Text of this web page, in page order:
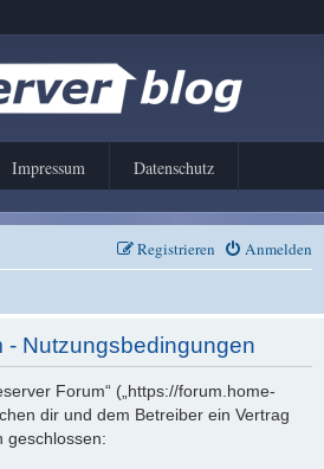
Impressum Datenschutz
Anmelden
Registrieren
- Nutzungsbedingungen
Forum“ („https://forum.home-
dir und dem Betreiber ein Vertrag
geschlossen: